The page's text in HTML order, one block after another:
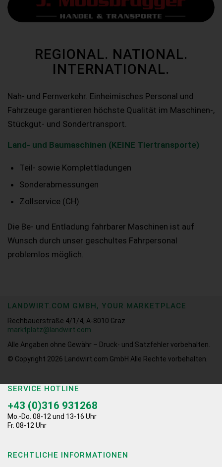
REGIONAL. NATIONAL.
INTERNATIONAL.
Nah- und Fernverkehr. Einheimisches Personal und
Fahrzeuge garantieren höchste Qualität im Maschinen-,
Stückgut- und Sondertransport.
Land- und Baumaschinen (KEINE Tiertransporte)
Teil- sowie Komplettladungen
Sonderabmessungen
Zollservice (CH)
Die Be- und Entladung fahrbarer Maschinen ist auf
Wunsch durch unser geschultes Fahrpersonal
problemlos möglich.
LANDWIRT.COM GMBH, YOUR MARKETPLACE
Rechbauerstraße 4/1/4, A-8010 Graz
marktplatz@landwirt.com
Alle Angaben ohne Gewähr – Druck- und Satzfehler vorbehalten.
© Copyright 2026 Landwirt.com GmbH Alle Rechte vorbehalten.
SERVICE HOTLINE
+43 (0)316 931268
Mo.-Do. 08-12 und 13-16 Uhr
Fr. 08-12 Uhr
RECHTLICHE INFORMATIONEN